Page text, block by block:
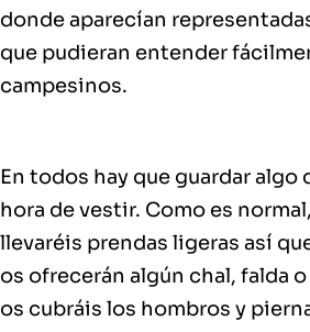
donde aparecían
que pudieran entender
campesinos.
En todos hay que guardar algo
hora de vestir. Como es
llevaréis prendas ligeras así
os ofrecerán algún chal, falda
os cubráis los hombros y